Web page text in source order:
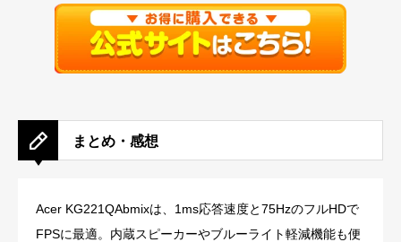
まとめ・感想
Acer KG221QAbmixは、1ms応答速度と75HzのフルHDで
FPSに最適。内蔵スピーカーやブルーライト軽減機能も便